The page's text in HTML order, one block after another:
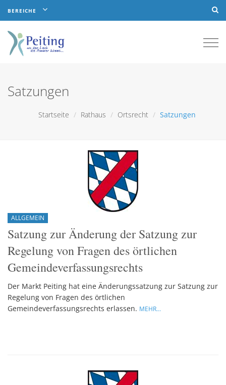
BEREICHE
Satzungen
Startseite Rathaus Ortsrecht Satzungen
ALLGEMEIN
Satzung zur Änderung der Satzung zur
Regelung von Fragen des örtlichen
Gemeindeverfassungsrechts
Der Markt Peiting hat eine Änderungssatzung zur Satzung zur
Regelung von Fragen des örtlichen
Gemeindeverfassungsrechts erlassen. MEHR...